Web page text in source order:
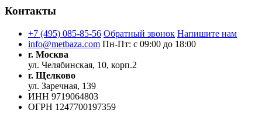
Контакты
+7 (495) 085-85-56 Обратный звонок Напишите нам
info@metbaza.com Пн-Пт: с 09:00 до 18:00
г. Москва
ул. Челябинская, 10, корп.2
г. Щелково
ул. Заречная, 139
ИНН 9719064803
ОГРН 1247700197359